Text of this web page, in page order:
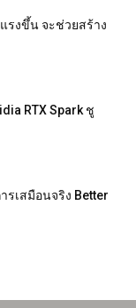
รงขึ้น จะช่วยสร้าง
RTX Spark ชู
รเสมือนจริง Better